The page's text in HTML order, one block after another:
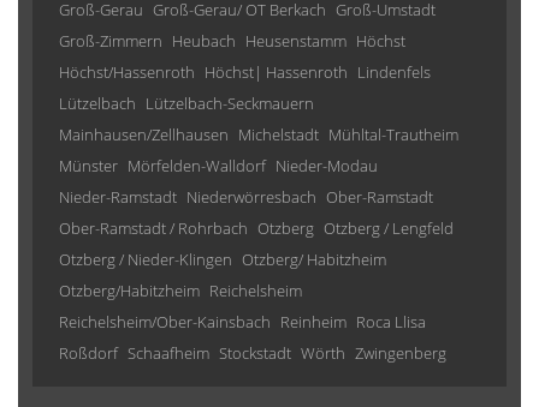
Groß-Gerau Groß-Gerau/ OT Berkach Groß-Umstadt
Groß-Zimmern Heubach Heusenstamm Höchst
Höchst/Hassenroth Höchst| Hassenroth Lindenfels
Lützelbach Lützelbach-Seckmauern
Mainhausen/Zellhausen Michelstadt Mühltal-Trautheim
Münster Mörfelden-Walldorf Nieder-Modau
Nieder-Ramstadt Niederwörresbach Ober-Ramstadt
Ober-Ramstadt / Rohrbach Otzberg Otzberg / Lengfeld
Otzberg / Nieder-Klingen Otzberg/ Habitzheim
Otzberg/Habitzheim Reichelsheim
Reichelsheim/Ober-Kainsbach Reinheim Roca Llisa
Roßdorf Schaafheim Stockstadt Wörth Zwingenberg